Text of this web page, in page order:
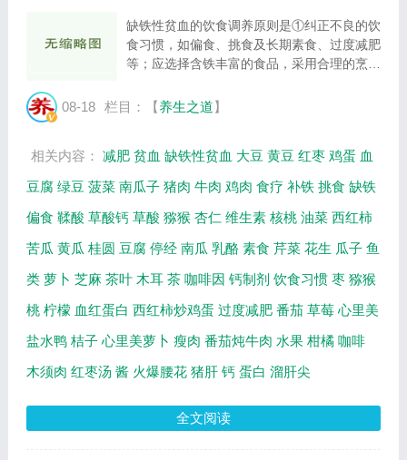
缺铁性贫血的饮食调养原则是①纠正不良的饮
食习惯，如偏食、挑食及长期素食、过度减肥
等；应选择含铁丰富的食品，采用合理的烹调
檬汁，桔子汁和富含铁的蔬菜，就可以使机体
08-18 栏目：【养生之道】
相关内容： 减肥 贫血 缺铁性贫血 大豆 黄豆 红枣 鸡蛋 血
豆腐 绿豆 菠菜 南瓜子 猪肉 牛肉 鸡肉 食疗 补铁 挑食 缺铁
偏食 鞣酸 草酸钙 草酸 猕猴 杏仁 维生素 核桃 油菜 西红柿
苦瓜 黄瓜 桂圆 豆腐 停经 南瓜 乳酪 素食 芹菜 花生 瓜子 鱼
类 萝卜 芝麻 茶叶 木耳 茶 咖啡因 钙制剂 饮食习惯 枣 猕猴
桃 柠檬 血红蛋白 西红柿炒鸡蛋 过度减肥 番茄 草莓 心里美
盐水鸭 桔子 心里美萝卜 瘦肉 番茄炖牛肉 水果 柑橘 咖啡
木须肉 红枣汤 酱 火爆腰花 猪肝 钙 蛋白 溜肝尖
全文阅读